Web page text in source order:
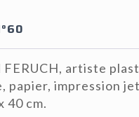
FERUCH, artiste
papier, impression
40 cm.